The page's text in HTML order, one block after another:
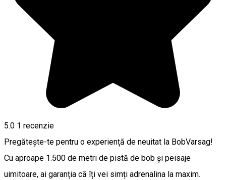
5.0 1 recenzie
Pregătește-te pentru o experiență de neuitat la BobVarsag!
Cu aproape 1.500 de metri de pistă de bob și peisaje
uimitoare, ai garanția că îți vei simți adrenalina la maxim.